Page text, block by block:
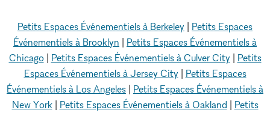
Petits Espaces Événementiels à Berkeley
Petits Espaces
Événementiels à Brooklyn
Petits Espaces Événementiels à
Chicago| Petits Espaces Événementiels à Culver City
Petits
Espaces Événementiels à Jersey City
Petits Espaces
Événementiels à Los Angeles
Petits Espaces Événementiels à
New York| Petits Espaces Événementiels à Oakland
Petits